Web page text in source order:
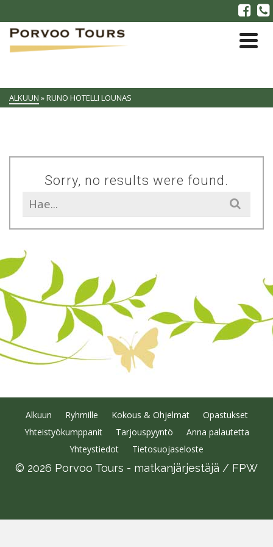
ALKUUN »RUNO HOTELLI LOUNAS
Sorry, no results were found.
Search
for:
Alkuun Ryhmille Kokous & Ohjelmat
Opastukset
Yhteistyökumppanit
Tarjouspyyntö
Anna palautetta
Yhteystiedot
Tietosuojaseloste
© 2026 Porvoo Tours - matkanjärjestäjä / FPW